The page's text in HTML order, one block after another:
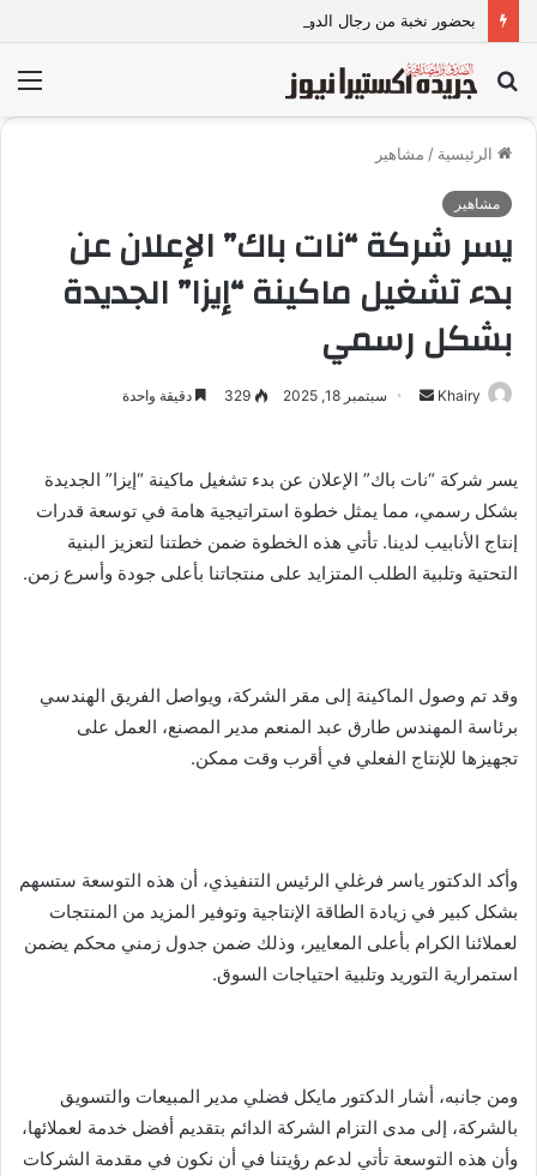
بحث
عن
الرئيسية / مشاهير
مشاهير
يسر شركة “نات باك” الإعلان عن
بدء تشغيل ماكينة “إيزا” الجديدة
بشكل رسمي
Khairy
ل
ب
ر
ر
ا
سبتمبر 18, 2025 329 دقيقة واحدة
يسر شركة “نات باك” الإعلان عن بدء تشغيل ماكينة “إيزا” الجديدة
بشكل رسمي، مما يمثل خطوة استراتيجية هامة في توسعة قدرات
إنتاج الأنابيب لدينا. تأتي هذه الخطوة ضمن خطتنا لتعزيز البنية
التحتية وتلبية الطلب المتزايد على منتجاتنا بأعلى جودة وأسرع زمن.
وقد تم وصول الماكينة إلى مقر الشركة، ويواصل الفريق الهندسي
برئاسة المهندس طارق عبد المنعم مدير المصنع، العمل على
تجهيزها للإنتاج الفعلي في أقرب وقت ممكن.
وأكد الدكتور ياسر فرغلي الرئيس التنفيذي، أن هذه التوسعة ستسهم
بشكل كبير في زيادة الطاقة الإنتاجية وتوفير المزيد من المنتجات
لعملائنا الكرام بأعلى المعايير، وذلك ضمن جدول زمني محكم يضمن
استمرارية التوريد وتلبية احتياجات السوق.
ومن جانبه، أشار الدكتور مايكل فضلي مدير المبيعات والتسويق
بالشركة، إلى مدى التزام الشركة الدائم بتقديم أفضل خدمة لعملائها،
وأن هذه التوسعة تأتي لدعم رؤيتنا في أن نكون في مقدمة الشركات